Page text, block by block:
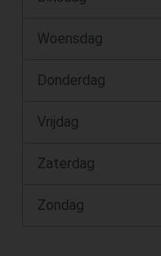
Woensdag
Donderdag
Vrijdag
Zaterdag
Zondag